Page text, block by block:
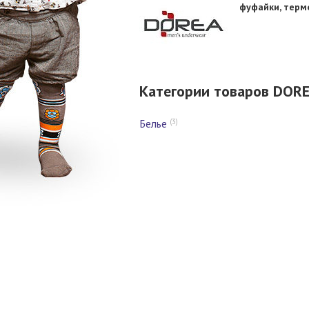
фуфайки,
Категории товаров
Белье (3)